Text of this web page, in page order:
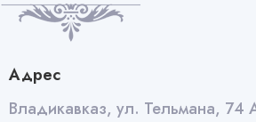
Адрес
Владикавказ, ул. Тельмана, 74